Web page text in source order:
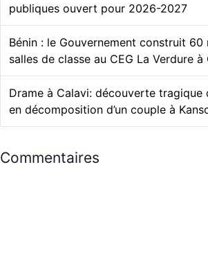
publiques ouvert pour 2026-2027
Bénin : le Gouvernement construit 60
salles de classe au CEG La Verdure à
Drame à Calavi: découverte tragique
en décomposition d’un couple à
Commentaires